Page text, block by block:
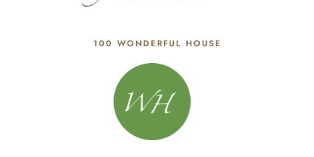
100 WONDERFUL HOUSE